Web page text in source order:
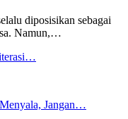
diposisikan sebagai
Namun,…
Jangan…